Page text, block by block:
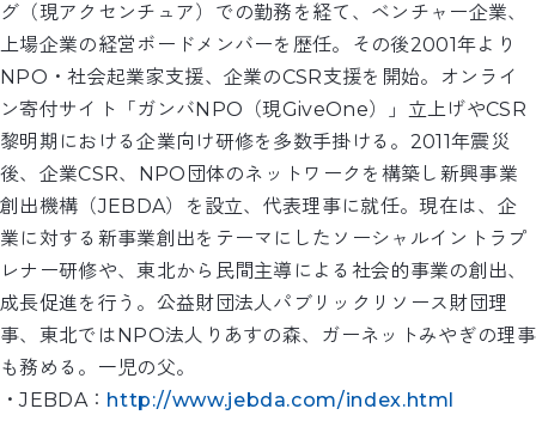
グ（現アクセンチュア）での勤務を経て、ベンチャー企業、
上場企業の経営ボードメンバーを歴任。その後2001年より
NPO・社会起業家支援、企業のCSR支援を開始。オンライ
ン寄付サイト「ガンバNPO（現GiveOne）」立上げやCSR
黎明期における企業向け研修を多数手掛ける。2011年震災
後、企業CSR、NPO団体のネットワークを構築し新興事業
創出機構（JEBDA）を設立、代表理事に就任。現在は、企
業に対する新事業創出をテーマにしたソーシャルイントラプ
レナー研修や、東北から民間主導による社会的事業の創出、
成長促進を行う。公益財団法人パブリックリソース財団理
事、東北ではNPO法人りあすの森、ガーネットみやぎの理事
も務める。一児の父。
・JEBDA： http://www.jebda.com/index.html